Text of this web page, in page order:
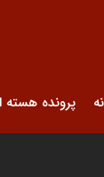
پرونده هسته